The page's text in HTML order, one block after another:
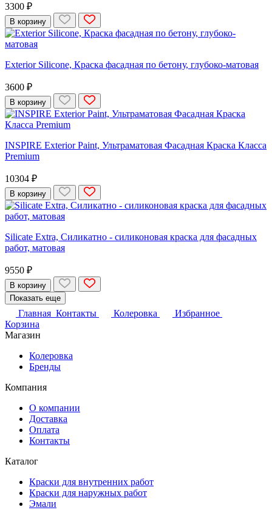
3300 ₽
В корзину
Exterior Silicone, Краска фасадная по бетону, глубоко-матовая
3600 ₽
В корзину
INSPIRE Exterior Paint, Ультраматовая Фасадная Краска Класса
Premium
10304 ₽
В корзину
Silicate Extra, Силикатно - силиконовая краска для фасадных
работ, матовая
9550 ₽
В корзину
Показать еще
Главная Контакты Колеровка
Избранное
Корзина
Магазин
Колеровка
Бренды
Компания
О компании
Доставка
Оплата
Контакты
Каталог
Краски для внутренних работ
Краски для наружных работ
Эмали